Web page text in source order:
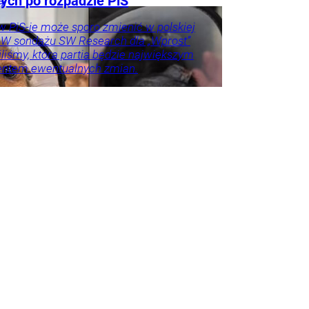
PiS-ie może sporo zmienić w polskiej
sondażu SW Research dla „Wprost”
która partia będzie największym
ewentualnych zmian.